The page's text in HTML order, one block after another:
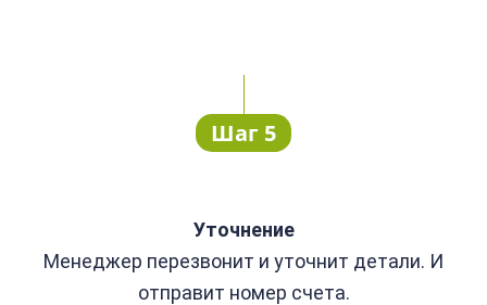
Шаг 5
Уточнение
Менеджер перезвонит и уточнит детали. И
отправит номер счета.